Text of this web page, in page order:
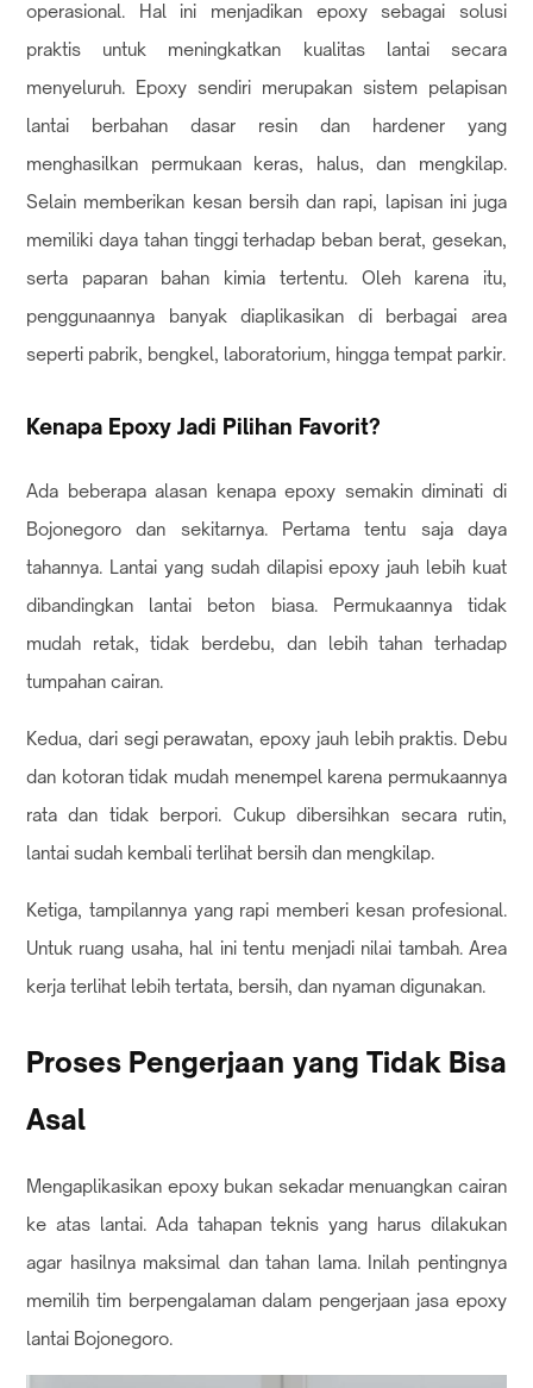
operasional. Hal ini menjadikan epoxy sebagai solusi
praktis untuk meningkatkan kualitas lantai secara
menyeluruh. Epoxy sendiri merupakan sistem pelapisan
lantai berbahan dasar resin dan hardener yang
menghasilkan permukaan keras, halus, dan mengkilap.
Selain memberikan kesan bersih dan rapi, lapisan ini juga
memiliki daya tahan tinggi terhadap beban berat, gesekan,
serta paparan bahan kimia tertentu. Oleh karena itu,
penggunaannya banyak diaplikasikan di berbagai area
seperti pabrik, bengkel, laboratorium, hingga tempat parkir.
Kenapa Epoxy Jadi Pilihan Favorit?
Ada beberapa alasan kenapa epoxy semakin diminati di
Bojonegoro dan sekitarnya. Pertama tentu saja daya
tahannya. Lantai yang sudah dilapisi epoxy jauh lebih kuat
dibandingkan lantai beton biasa. Permukaannya tidak
mudah retak, tidak berdebu, dan lebih tahan terhadap
tumpahan cairan.
Kedua, dari segi perawatan, epoxy jauh lebih praktis. Debu
dan kotoran tidak mudah menempel karena permukaannya
rata dan tidak berpori. Cukup dibersihkan secara rutin,
lantai sudah kembali terlihat bersih dan mengkilap.
Ketiga, tampilannya yang rapi memberi kesan profesional.
Untuk ruang usaha, hal ini tentu menjadi nilai tambah. Area
kerja terlihat lebih tertata, bersih, dan nyaman digunakan.
Proses Pengerjaan yang Tidak Bisa
Asal
Mengaplikasikan epoxy bukan sekadar menuangkan cairan
ke atas lantai. Ada tahapan teknis yang harus dilakukan
agar hasilnya maksimal dan tahan lama. Inilah pentingnya
memilih tim berpengalaman dalam pengerjaan jasa epoxy
lantai Bojonegoro.